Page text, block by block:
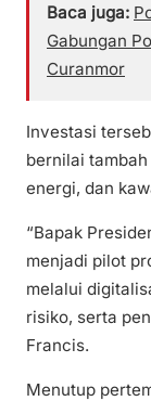
Baca juga:
Gabungan
Curanmor
Investasi
bernilai
energi, dan
“Bapak
menjadi pilot
melalui
risiko, serta
Francis.
Menutup